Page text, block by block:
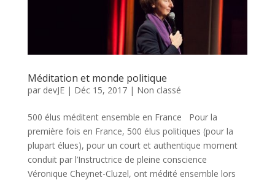
Méditation et monde politique
par devJE| Déc 15, 2017| Non classé
500 élus méditent ensemble en France Pour la
première fois en France, 500 élus politiques (pour la
plupart élues), pour un court et authentique moment
conduit par l’Instructrice de pleine conscience
Véronique Cheynet-Cluzel, ont médité ensemble lors